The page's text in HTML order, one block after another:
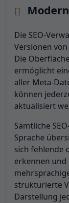
Die SEO-
Versionen
Die
ermöglicht
aller Meta-
können
aktualisiert
Sämtliche
Sprache
sich fehlende
erkennen
strukturierte
Darstellung